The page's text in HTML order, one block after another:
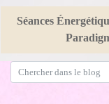
Séances